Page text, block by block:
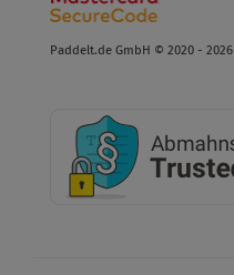
Paddelt.de GmbH © 2020 - 2026